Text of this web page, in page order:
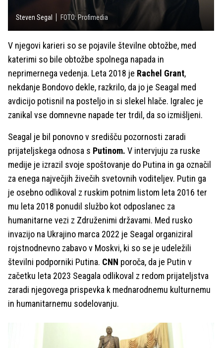
Steven Segal FOTO: Profimedia
V njegovi karieri so se pojavile številne obtožbe, med
katerimi so bile obtožbe spolnega napada in
neprimernega vedenja. Leta 2018 je Rachel Grant,
nekdanje Bondovo dekle, razkrilo, da jo je Seagal med
avdicijo potisnil na posteljo in si slekel hlače. Igralec je
zanikal vse domnevne napade ter trdil, da so izmišljeni.
Seagal je bil ponovno v središču pozornosti zaradi
prijateljskega odnosa s Putinom. V intervjuju za ruske
medije je izrazil svoje spoštovanje do Putina in ga označil
za enega največjih živečih svetovnih voditeljev. Putin ga
je osebno odlikoval z ruskim potnim listom leta 2016 ter
mu leta 2018 ponudil službo kot odposlanec za
humanitarne vezi z Združenimi državami. Med rusko
invazijo na Ukrajino marca 2022 je Seagal organiziral
rojstnodnevno zabavo v Moskvi, ki so se je udeležili
številni podporniki Putina. CNN poroča, da je Putin v
začetku leta 2023 Seagala odlikoval z redom prijateljstva
zaradi njegovega prispevka k mednarodnemu kulturnemu
in humanitarnemu sodelovanju.